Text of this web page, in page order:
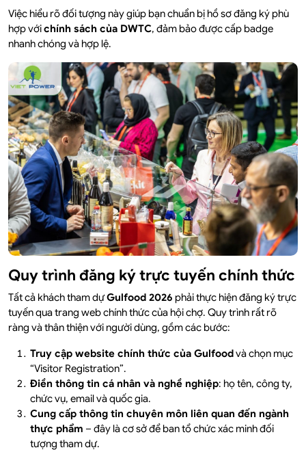
Việc hiểu rõ đối tượng này giúp bạn chuẩn bị hồ sơ đăng ký phù
hợp vớichính sách của DWTC, đảm bảo được cấp badge
nhanh chóng và hợp lệ.
Quy trình đăng ký trực tuyến chính thức
Tất cả khách tham dựGulfood 2026 phải thực hiện đăng ký trực
tuyến qua trang web chính thức của hội chợ. Quy trình rất rõ
ràng và thân thiện với người dùng, gồm các bước:
Truy cập website chính thức của Gulfoodvà chọn mục
“Visitor Registration”.
Điền thông tin cá nhân và nghề nghiệp: họ tên, công ty,
chức vụ, email và quốc gia.
Cung cấp thông tin chuyên môn liên quan đến ngành
thực phẩm – đây là cơ sở để ban tổ chức xác minh đối
tượng tham dự.